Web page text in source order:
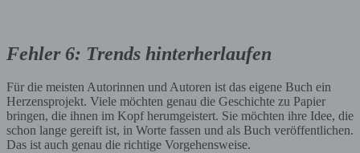
Fehler 6: Trends hinterherlaufen
Für die meisten Autorinnen und Autoren ist das eigene Buch ein
Herzensprojekt. Viele möchten genau die Geschichte zu Papier
bringen, die ihnen im Kopf herumgeistert. Sie möchten ihre Idee, die
schon lange gereift ist, in Worte fassen und als Buch veröffentlichen.
Das ist auch genau die richtige Vorgehensweise.